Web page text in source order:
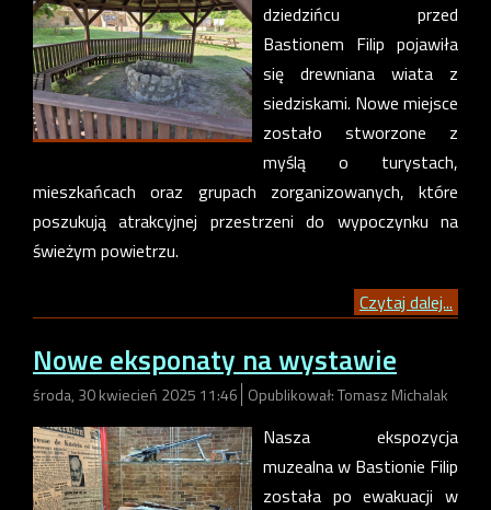
dziedzińcu przed
Bastionem Filip pojawiła
się drewniana wiata z
siedziskami. Nowe miejsce
zostało stworzone z
myślą o turystach,
mieszkańcach oraz grupach zorganizowanych, które
poszukują atrakcyjnej przestrzeni do wypoczynku na
świeżym powietrzu.
Czytaj dalej...
Nowe eksponaty na wystawie
środa, 30 kwiecień 2025 11:46 Opublikował: Tomasz Michalak
Nasza ekspozycja
muzealna w Bastionie Filip
została po ewakuacji w